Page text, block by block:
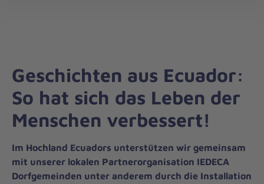
zum
Geschichten aus Ecuador:
So hat sich das Leben der
Menschen verbessert!
Im Hochland Ecuadors unterstützen wir gemeinsam
mit unserer lokalen Partnerorganisation IEDECA
Dorfgemeinden unter anderem durch die Installation